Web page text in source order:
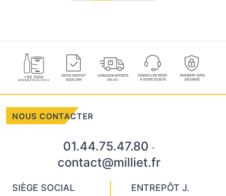
NOUS CONTACTER
01.44.75.47.80 -
contact@milliet.fr
SIÈGE SOCIAL
ENTREPÔT J.